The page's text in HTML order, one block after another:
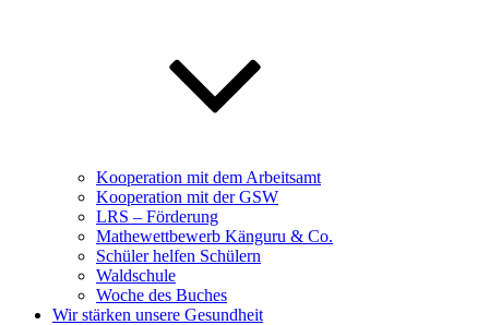
Kooperation mit dem Arbeitsamt
Kooperation mit der GSW
LRS – Förderung
Mathewettbewerb Känguru & Co.
Schüler helfen Schülern
Waldschule
Woche des Buches
Wir stärken unsere Gesundheit